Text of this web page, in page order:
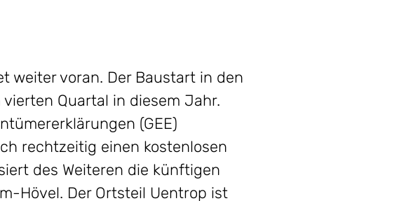
weiter voran. Der Baustart in den
Quartal in diesem Jahr.
(GEE)
rechtzeitig einen kostenlosen
des Weiteren die künftigen
Hövel. Der Ortsteil Uentrop ist